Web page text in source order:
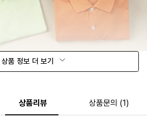
상품 정보 더 보기
상품리뷰 상품문의 (1)